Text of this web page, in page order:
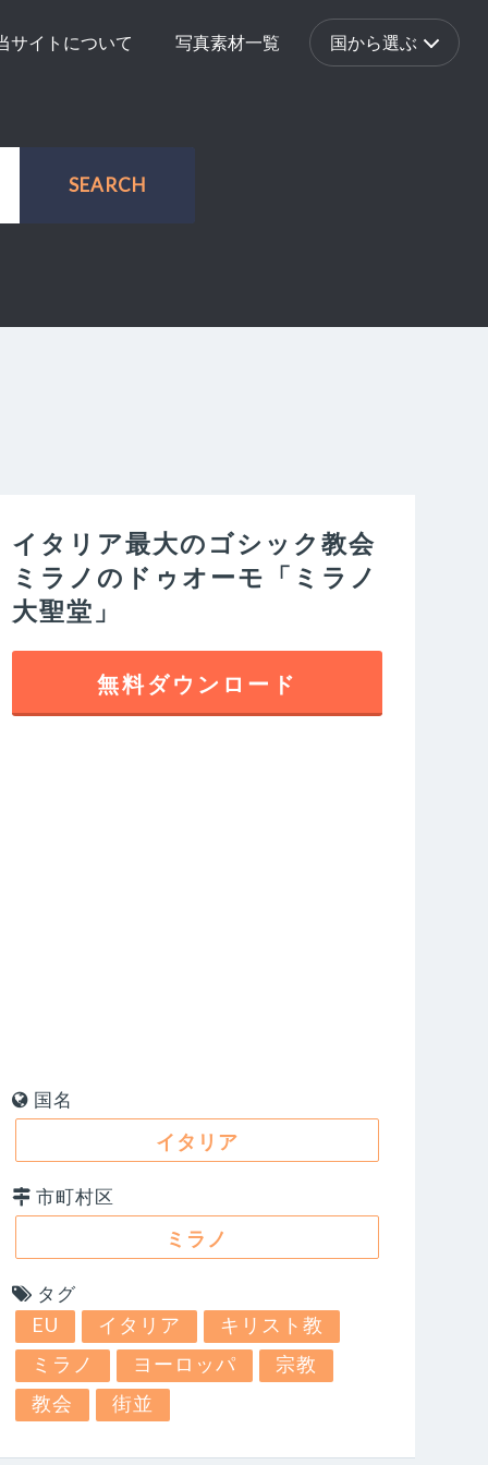
サイトについて 写真素材一覧 国から選ぶ
イタリア最大のゴシック教会
ミラノのドゥオーモ「ミラノ
大聖堂」
無料ダウンロード
国名
イタリア
市町村区
ミラノ
タグ
EU イタリア
キリスト教
ミラノ
ヨーロッパ
宗教
教会
街並